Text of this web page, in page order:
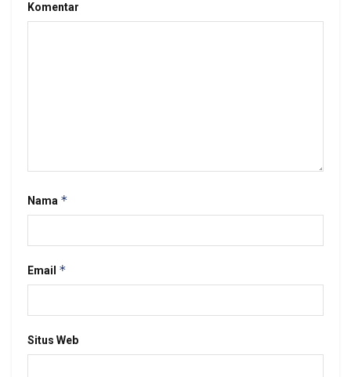
Komentar
Nama *
Email *
Situs Web